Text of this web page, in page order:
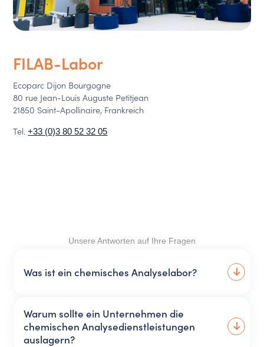
FILAB-Labor
Ecoparc Dijon Bourgogne
80 rue Jean-Louis Auguste Petitjean
21850 Saint-Apollinaire, Frankreich
Tel.+33 (0)3 80 52 32 05
Unsere Antworten auf Ihre Fragen
Was ist ein chemisches Analyselabor?
Warum sollte ein Unternehmen die
chemischen Analysedienstleistungen
auslagern?